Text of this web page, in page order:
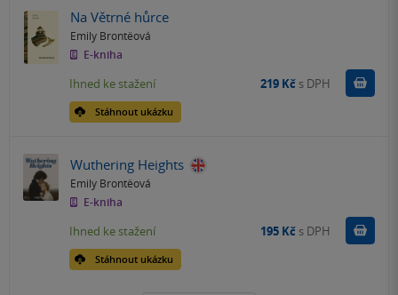
Na Větrné hůrce
Emily Brontëová
E-kniha
Stáhnout ukázku
Ihned ke stažení 219 Kč s DPH Koupit
Wuthering Heights
Emily Brontëová
E-kniha
Stáhnout ukázku
Ihned ke stažení 195 Kč s DPH Koupit